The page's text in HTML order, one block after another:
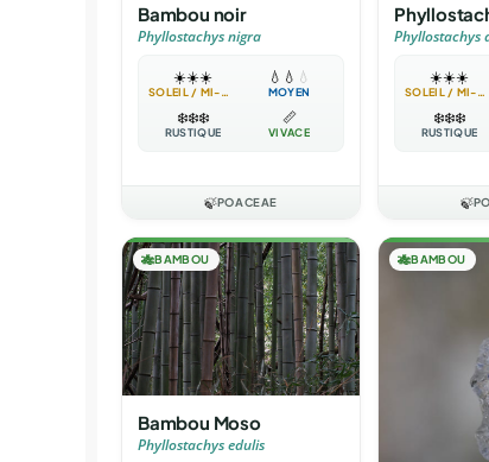
Bambou noir
Phyllostachys nigra
☀️☀️☀️
SOLEIL / MI-OMBRE
💧 💧 💧
MOYEN
❄️❄️❄️
RUSTIQUE
📏
VIVACE
🍃POACEAE
Phyllostachys
☀️☀️☀️
SOLEIL / MI-OMBRE
❄️❄️❄️
RUSTIQUE
🍃
🎋BAMBOU
Bambou Moso
Phyllostachys edulis
🎋BAMBOU